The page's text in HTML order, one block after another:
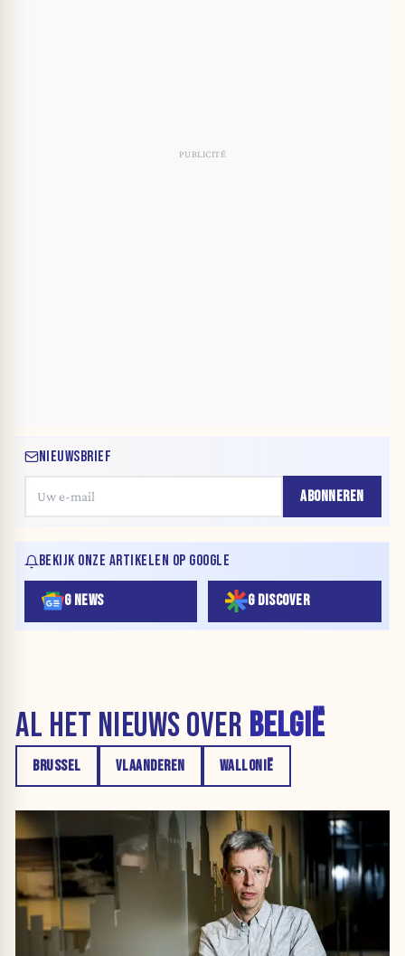
NIEUWSBRIEF
ABONNEREN
BEKIJK ONZE ARTIKELEN OP GOOGLE
G NEWS G DISCOVER
AL HET NIEUWS OVER BELGIË
BRUSSEL VLAANDEREN WALLONIË